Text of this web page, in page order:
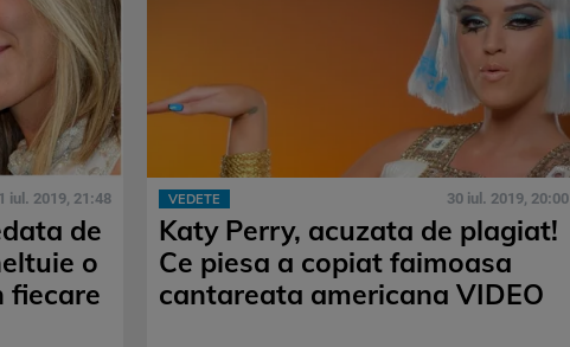
iul. 2019, 21:48
de
o
fiecare
VEDETE 30 iul. 2019, 20:00
Katy Perry, acuzata de plagiat!
Ce piesa a copiat faimoasa
cantareata americana VIDEO